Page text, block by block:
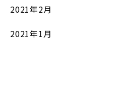
2021年2月
2021年1月